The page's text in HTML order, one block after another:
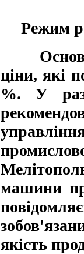
Режим
ціни, які
%. У
машини
якість